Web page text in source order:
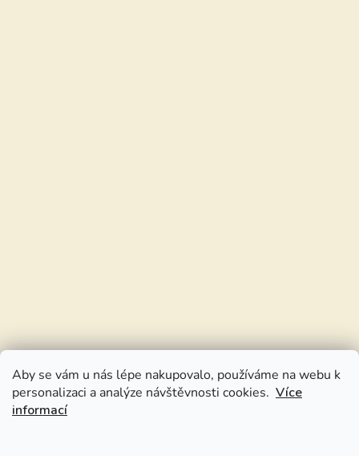
Aby se vám u nás lépe nakupovalo, používáme na webu k
personalizaci a analýze návštěvnosti cookies. Více
informací